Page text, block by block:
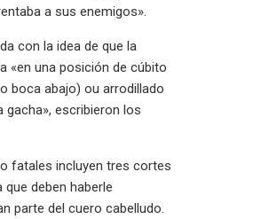
a sus enemigos».
con la idea de que la
«en una posición de cúbito
boca abajo) ou arrodillado
gacha», escribieron los
fatales incluyen tres cortes
que deben haberle
parte del cuero cabelludo.